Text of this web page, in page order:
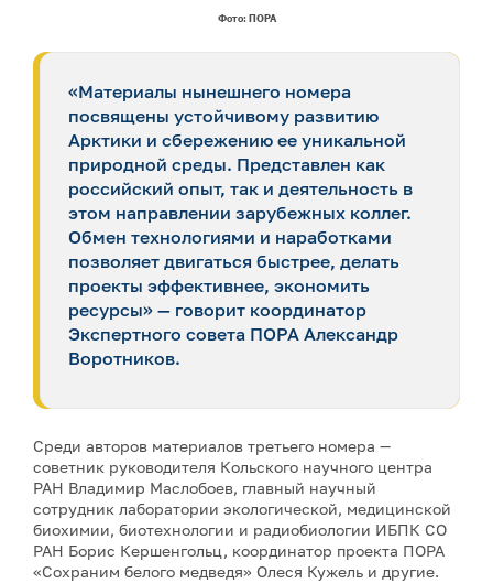
Фото: ПОРА
«Материалы нынешнего номера
посвящены устойчивому развитию
Арктики и сбережению ее уникальной
природной среды. Представлен как
российский опыт, так и деятельность в
этом направлении зарубежных коллег.
Обмен технологиями и наработками
позволяет двигаться быстрее, делать
проекты эффективнее, экономить
ресурсы» — говорит координатор
Экспертного совета ПОРА Александр
Воротников.
Среди авторов материалов третьего номера —
советник руководителя Кольского научного центра
РАН Владимир Маслобоев, главный научный
сотрудник лаборатории экологической, медицинской
биохимии, биотехнологии и радиобиологии ИБПК СО
РАН Борис Кершенгольц, координатор проекта ПОРА
«Сохраним белого медведя» Олеся Кужель и другие.